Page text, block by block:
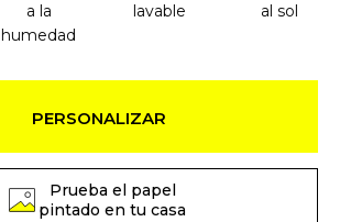
a la
humedad
lavable
al sol
PERSONALIZAR
Prueba el papel
pintado en tu casa